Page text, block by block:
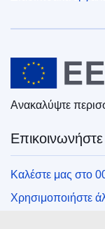
Ευρωπαϊκή
Ανακαλύψτε
Καλέστε μας στο
Χρησιμοποιήστε